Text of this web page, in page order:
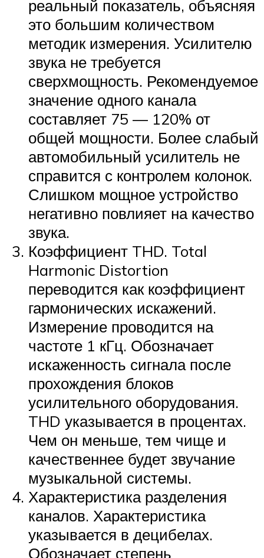
реальный показатель, объясняя
это большим количеством
методик измерения. Усилителю
звука не требуется
сверхмощность. Рекомендуемое
значение одного канала
составляет 75 — 120% от
общей мощности. Более слабый
автомобильный усилитель не
справится с контролем колонок.
Слишком мощное устройство
негативно повлияет на качество
звука.
Коэффициент THD. Total
Harmonic Distortion
переводится как коэффициент
гармонических искажений.
Измерение проводится на
частоте 1 кГц. Обозначает
искаженность сигнала после
прохождения блоков
усилительного оборудования.
THD указывается в процентах.
Чем он меньше, тем чище и
качественнее будет звучание
музыкальной системы.
Характеристика разделения
каналов. Характеристика
указывается в децибелах.
Обозначает степень